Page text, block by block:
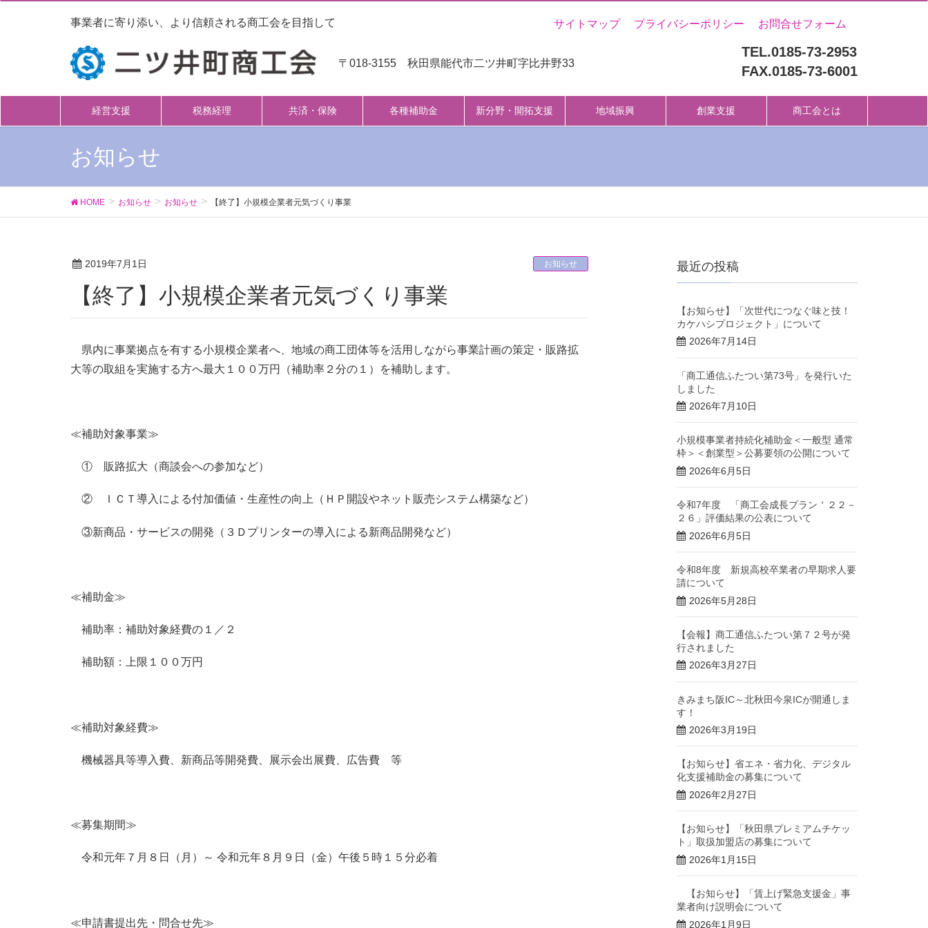
事業者に寄り添い、より信頼される商工会を目指して サイトマップ プライバシーポリシー お問合せフォーム
〒018-3155 秋田県能代市二ツ井町字比井野33
TEL.0185-73-2953
FAX.0185-73-6001
経営支援 税務経理 共済・保険 各種補助金 新分野・開拓支援 地域振興 創業支援 商工会とは
お知らせ
HOME お知らせ お知らせ 【終了】小規模企業者元気づくり事業
2019年7月1日 お知らせ
【終了】小規模企業者元気づくり事業
県内に事業拠点を有する小規模企業者へ、地域の商工団体等を活用しながら事業計画の策定・販路拡
大等の取組を実施する方へ最大１００万円（補助率２分の１）を補助します。
≪補助対象事業≫
① 販路拡大（商談会への参加など）
② ＩＣＴ導入による付加価値・生産性の向上（ＨＰ開設やネット販売システム構築など）
③新商品・サービスの開発（３Ｄプリンターの導入による新商品開発など）
≪補助金≫
補助率：補助対象経費の１／２
補助額：上限１００万円
≪補助対象経費≫
機械器具等導入費、新商品等開発費、展示会出展費、広告費 等
≪募集期間≫
令和元年７月８日（月）～ 令和元年８月９日（金）午後５時１５分必着
≪申請書提出先・問合せ先≫
最近の投稿
【お知らせ】「次世代につなぐ味と技！
カケハシプロジェクト」について
2026年7月14日
「商工通信ふたつい第73号」を発行いた
しました
2026年7月10日
小規模事業者持続化補助金＜一般型 通常
枠＞＜創業型＞公募要領の公開について
2026年6月5日
令和7年度 「商工会成長プラン＇２２－
２６」評価結果の公表について
2026年6月5日
令和8年度 新規高校卒業者の早期求人要
請について
2026年5月28日
【会報】商工通信ふたつい第７２号が発
行されました
2026年3月27日
きみまち阪IC～北秋田今泉ICが開通しま
す！
2026年3月19日
【お知らせ】省エネ・省力化、デジタル
化支援補助金の募集について
2026年2月27日
【お知らせ】「秋田県プレミアムチケッ
ト」取扱加盟店の募集について
2026年1月15日
【お知らせ】「賃上げ緊急支援金」事
業者向け説明会について
2026年1月9日